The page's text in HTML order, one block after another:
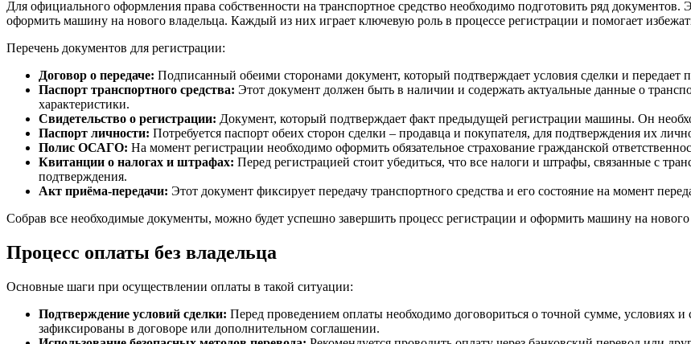
Для официального оформления права собственности на транспортное средство необходимо подготовить ряд
оформить машину на нового владельца. Каждый из них играет ключевую роль в процессе регистрации и помогает
Перечень документов для регистрации:
Договор о передаче: Подписанный обеими сторонами документ, который подтверждает условия сделки и передает
Паспорт транспортного средства: Этот документ должен быть в наличии и содержать актуальные данные о
характеристики.
Свидетельство о регистрации: Документ, который подтверждает факт предыдущей регистрации машины. Он
Паспорт личности: Потребуется паспорт обеих сторон сделки – продавца и покупателя, для подтверждения их
Полис ОСАГО: На момент регистрации необходимо оформить обязательное страхование гражданской
Квитанции о налогах и штрафах: Перед регистрацией стоит убедиться, что все налоги и штрафы, связанные с
подтверждения.
Акт приёма-передачи: Этот документ фиксирует передачу транспортного средства и его состояние на момент
Собрав все необходимые документы, можно будет успешно завершить процесс регистрации и оформить машину на
Процесс оплаты без владельца
Основные шаги при осуществлении оплаты в такой ситуации:
Подтверждение условий сделки: Перед проведением оплаты необходимо договориться о точной сумме, условиях
зафиксированы в договоре или дополнительном соглашении.